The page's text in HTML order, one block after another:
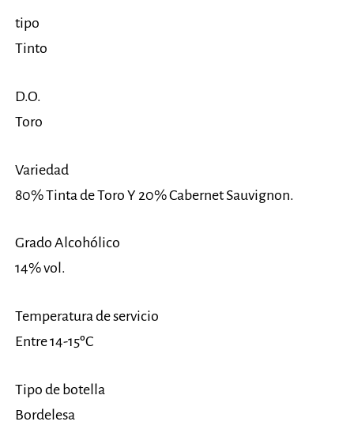
tipo
Tinto
D.O.
Toro
Variedad
80% Tinta de Toro Y 20% Cabernet Sauvignon.
Grado Alcohólico
14% vol.
Temperatura de servicio
Entre 14-15ºC
Tipo de botella
Bordelesa